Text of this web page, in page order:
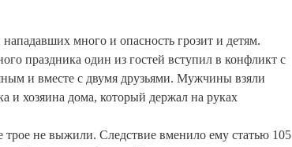
много и опасность грозит и детям.
праздника один из гостей вступил в конфликт с
и вместе с двумя друзьями. Мужчины взяли
и хозяина дома, который держал на руках
не выжили. Следствие вменило ему статью 105